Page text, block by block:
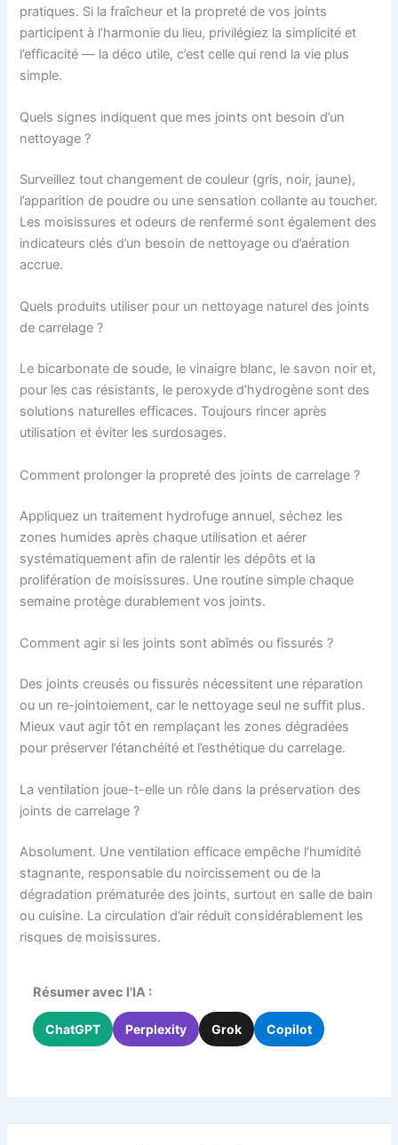
pratiques. Si la fraîcheur et la propreté de vos joints
participent à l’harmonie du lieu, privilégiez la simplicité et
l’efficacité — la déco utile, c’est celle qui rend la vie plus
simple.
Quels signes indiquent que mes joints ont besoin d’un
nettoyage ?
Surveillez tout changement de couleur (gris, noir, jaune),
l’apparition de poudre ou une sensation collante au toucher.
Les moisissures et odeurs de renfermé sont également des
indicateurs clés d’un besoin de nettoyage ou d’aération
accrue.
Quels produits utiliser pour un nettoyage naturel des joints
de carrelage ?
Le bicarbonate de soude, le vinaigre blanc, le savon noir et,
pour les cas résistants, le peroxyde d’hydrogène sont des
solutions naturelles efficaces. Toujours rincer après
utilisation et éviter les surdosages.
Comment prolonger la propreté des joints de carrelage ?
Appliquez un traitement hydrofuge annuel, séchez les
zones humides après chaque utilisation et aérer
systématiquement afin de ralentir les dépôts et la
prolifération de moisissures. Une routine simple chaque
semaine protège durablement vos joints.
Comment agir si les joints sont abîmés ou fissurés ?
Des joints creusés ou fissurés nécessitent une réparation
ou un re-jointoiement, car le nettoyage seul ne suffit plus.
Mieux vaut agir tôt en remplaçant les zones dégradées
pour préserver l’étanchéité et l’esthétique du carrelage.
La ventilation joue-t-elle un rôle dans la préservation des
joints de carrelage ?
Absolument. Une ventilation efficace empêche l’humidité
stagnante, responsable du noircissement ou de la
dégradation prématurée des joints, surtout en salle de bain
ou cuisine. La circulation d’air réduit considérablement les
risques de moisissures.
Résumer avec l'IA :
ChatGPT Perplexity Grok Copilot